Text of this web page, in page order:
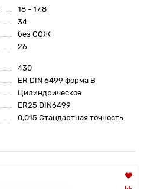
18 - 17,8
34
без СОЖ
26
430
ER DIN 6499 форма B
Цилиндрическое
ER25 DIN6499
0,015 Стандартная точность